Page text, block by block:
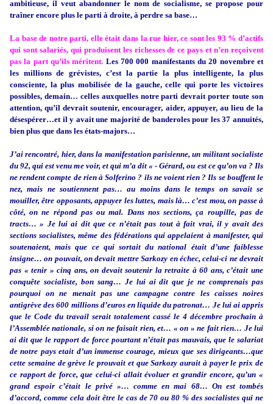
ambitieuse, il veut abandonner le nom de socialisme, se propose pour
traîner encore plus le parti à droite, à perdre sa base…
La base de notre parti, elle était dans la rue hier, ce sont les 93 % d’actifs
qui sont salariés, qui produisent les richesses de ce pays et n’en reçoivent
pas la part qu’ils méritent. Les 700 000 manifestants du 20 novembre et
les millions de grévistes, c’est la partie la plus intelligente, la plus
consciente, la plus mobilisée de la gauche, celle qui porte les victoires
possibles, demain… celles auxquelles notre parti devrait porter toute son
attention, qu’il devrait soutenir, encourager, aider, appuyer, au lieu de la
désespérer…et il y avait une majorité de banderoles pour les 37 annuités,
bien plus que dans les états-majors…
J’ai rencontré, hier, dans la manifestation parisienne, un militant socialiste
du 92, qui est venu me voir, et qui m’a dit « - Gérard, ou est ce qu’on va ? Ils
ne rendent compte de rien à Solferino ? ils ne voient rien ? Ils se bouffent le
nez, mais ne soutiennent pas… au moins dans le temps on savait se
mouiller, être opposants, appuyer les luttes, mais là… c’est mou, on passe à
côté, on ne répond pas ou mal. Dans nos sections, ça roupille, pas de
tracts… » Je lui ai dit que ce n’était pas tout à fait vrai, il y avait des
sections socialistes, même des fédérations qui appelaient à manifester, qui
soutenaient, mais que ce qui sortait du national était d’une faiblesse
insigne… on pouvait, on devait mettre Sarkozy en échec, celui-ci ne devrait
pas « tenir » cinq ans, on devait soutenir la retraite à 60 ans, c’était une
conquête socialiste, bon sang… Je lui ai dit que je ne comprenais pas
pourquoi on ne menait pas une campagne contre les caisses noires
antigrève des 600 millions d’euros en liquide du patronat… Je lui ai appris
que le Code du travail serait totalement cassé le 4 décembre prochain à
l’Assemblée nationale, si on ne faisait rien, et… « on » ne fait rien… Je lui
ai dit que le rapport de force pourtant n’était pas mauvais, que le salariat
de notre pays etait d’un immense courage, mieux que ses dirigeants…que
cette semaine de grève le prouvait et que Sarkozy aurait à payer le prix de
ce rapport de force, que celui-ci allait évoluer et grandir encore, qu’un «
grand espoir c’était le privé »… comme en mai 68… On est tombés
d’accord, comme cela doit être le cas de 70 ou 80 % des socialistes qui ne